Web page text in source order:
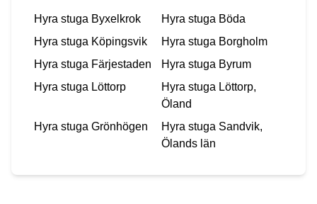
Hyra stuga Byxelkrok Hyra stuga Böda
Hyra stuga Köpingsvik Hyra stuga Borgholm
Hyra stuga Färjestaden Hyra stuga Byrum
Hyra stuga Löttorp Hyra stuga Löttorp,
Öland
Hyra stuga Grönhögen Hyra stuga Sandvik,
Ölands län